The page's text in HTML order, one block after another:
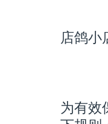
店鸽小
为有效